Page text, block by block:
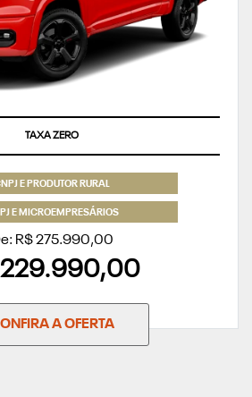
TAXA ZERO
E PRODUTOR RURAL
E MICROEMPRESÁRIOS
R$ 275.990,00
229.990,00
A OFERTA